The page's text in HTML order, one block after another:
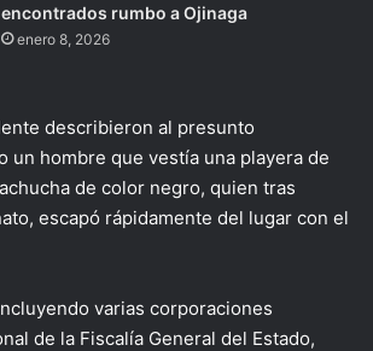
encontrados rumbo a Ojinaga
enero 8, 2026
describieron al presunto
un hombre que vestía una playera de
de color negro, quien tras
escapó rápidamente del lugar con el
varias corporaciones
de la Fiscalía General del Estado,